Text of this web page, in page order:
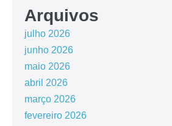
Arquivos
julho 2026
junho 2026
maio 2026
abril 2026
março 2026
fevereiro 2026